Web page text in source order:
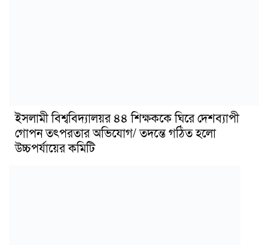
ইসলামী বিশ্ববিদ্যালয়র ৪৪ শিক্ষককে ঘিরে দেশব্যাপী
গোপন তৎপরতার অভিযোগ/ তদন্তে গঠিত হলো
উচ্চপর্যায়ের কমিটি